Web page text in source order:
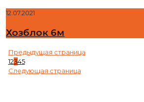
12.07.2021
Хозблок 6м
Предыдущая страница
12345
Следующая страница